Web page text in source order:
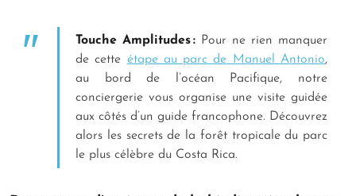
Touche Amplitudes : Pour ne rien manquer
de cette étape au parc de Manuel Antonio,
au bord de l’océan Pacifique, notre
conciergerie vous organise une visite guidée
aux côtés d’un guide francophone. Découvrez
alors les secrets de la forêt tropicale du parc
le plus célèbre du Costa Rica.